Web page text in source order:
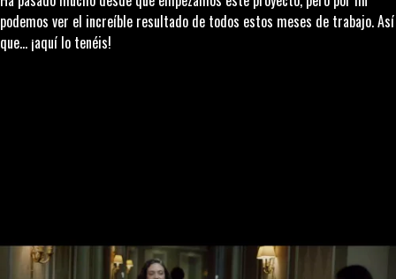
podemos ver el increíble resultado de todos estos meses de trabajo. Así
que… ¡aquí lo tenéis!